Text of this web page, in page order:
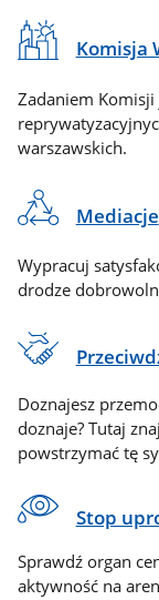
Komisja
Zadaniem
warszawskich.
Mediacje
Wypracuj
drodze
Doznajesz
doznaje? Tutaj
powstrzymać tę
Stop
Sprawdź organ
aktywność na